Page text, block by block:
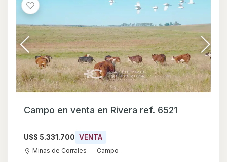
Campo en venta en Rivera ref. 6521
U$S 5.331.700 VENTA
Minas de Corrales Campo